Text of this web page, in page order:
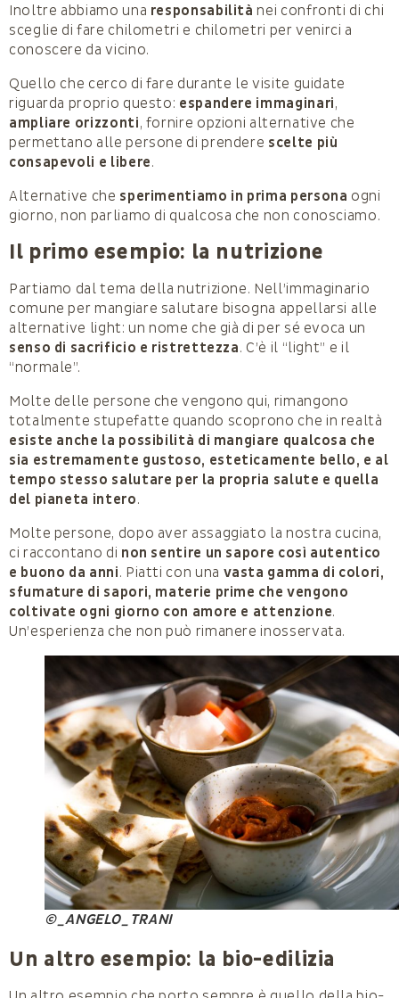
Inoltre abbiamo una responsabilità nei confronti di chi
sceglie di fare chilometri e chilometri per venirci a
conoscere da vicino.
Quello che cerco di fare durante le visite guidate
riguarda proprio questo: espandere immaginari,
ampliare orizzonti, fornire opzioni alternative che
permettano alle persone di prendere scelte più
consapevoli e libere.
Alternative che sperimentiamo in prima persona ogni
giorno, non parliamo di qualcosa che non conosciamo.
Il primo esempio: la nutrizione
Partiamo dal tema della nutrizione. Nell’immaginario
comune per mangiare salutare bisogna appellarsi alle
alternative light: un nome che già di per sé evoca un
senso di sacrificio e ristrettezza. C’è il “light” e il
“normale”.
Molte delle persone che vengono qui, rimangono
totalmente stupefatte quando scoprono che in realtà
esiste anche la possibilità di mangiare qualcosa che
sia estremamente gustoso, esteticamente bello, e al
tempo stesso salutare per la propria salute e quella
del pianeta intero.
Molte persone, dopo aver assaggiato la nostra cucina,
ci raccontano di non sentire un sapore così autentico
e buono da anni. Piatti con una vasta gamma di colori,
sfumature di sapori, materie prime che vengono
coltivate ogni giorno con amore e attenzione.
Un’esperienza che non può rimanere inosservata.
©_ANGELO_TRANI
Un altro esempio: la bio-edilizia